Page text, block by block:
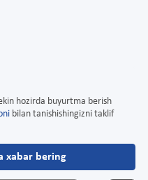
hozirda buyurtma berish
bilan tanishishingizni taklif
xabar bering